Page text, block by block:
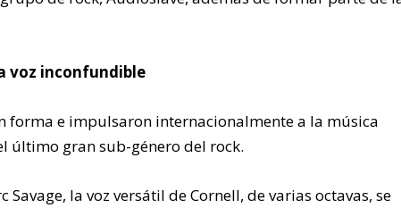
voz inconfundible
forma e impulsaron internacionalmente a la música
último gran sub-género del rock.
la voz versátil de Cornell, de varias octavas, se